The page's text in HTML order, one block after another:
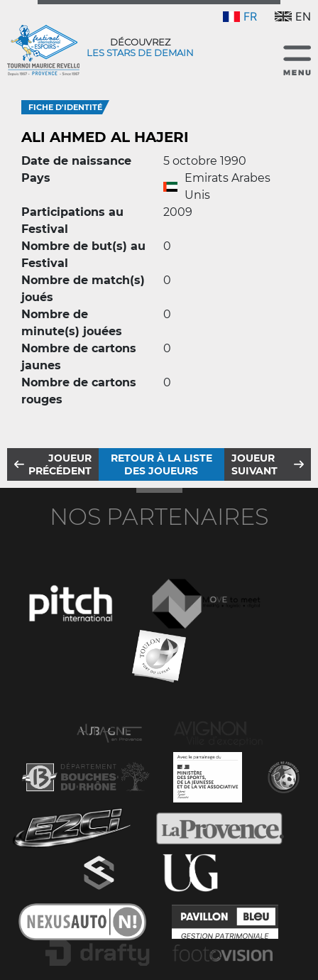
FR EN
DÉCOUVREZ
LES STARS DE DEMAIN
FICHE D'IDENTITÉ
ALI AHMED AL HAJERI
Date de naissance
5 octobre 1990
Pays
Emirats Arabes
Unis
Participations au
Festival
2009
Nombre de but(s) au
Festival
0
Nombre de match(s)
joués
0
Nombre de
minute(s) jouées
0
Nombre de cartons
jaunes
0
Nombre de cartons
rouges
0
JOUEUR
PRÉCÉDENT
RETOUR À LA LISTE
DES JOUEURS
JOUEUR
SUIVANT
NOS PARTENAIRES